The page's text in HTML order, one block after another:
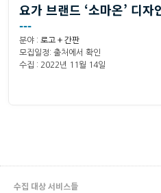
요가 브랜드 ‘소마온’ 디자
---
분야 : 로고 + 간판
모집일정: 출처에서 확인
수집 : 2022년 11월 14일
수집 대상 서비스들